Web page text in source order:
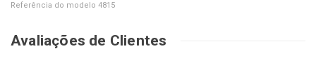
Referência do modelo 4815
Avaliações de Clientes